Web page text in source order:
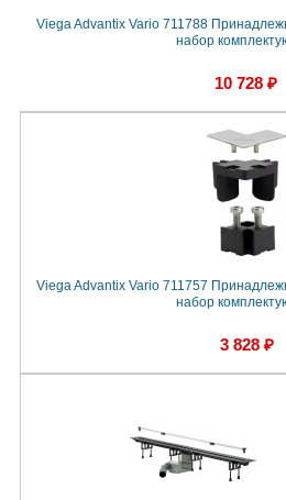
Viega Advantix Vario 711788
набор
10 728 ₽
Viega Advantix Vario 711757
набор
3 828 ₽